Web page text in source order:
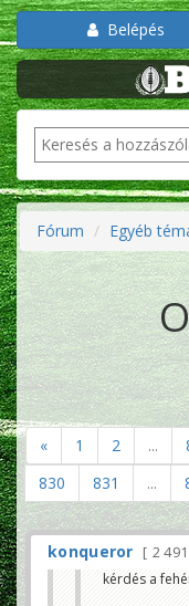
Belépés
Fórum Egyéb
« 1 2 ...
830
831 ...
konqueror 2 491
kérdés a